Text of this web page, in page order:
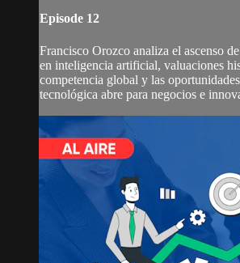
Episode 12
Francisco Orozco analiza el ascenso
en inteligencia artificial, valuaciones
competencia global y las
tecnológica abre para negocios e